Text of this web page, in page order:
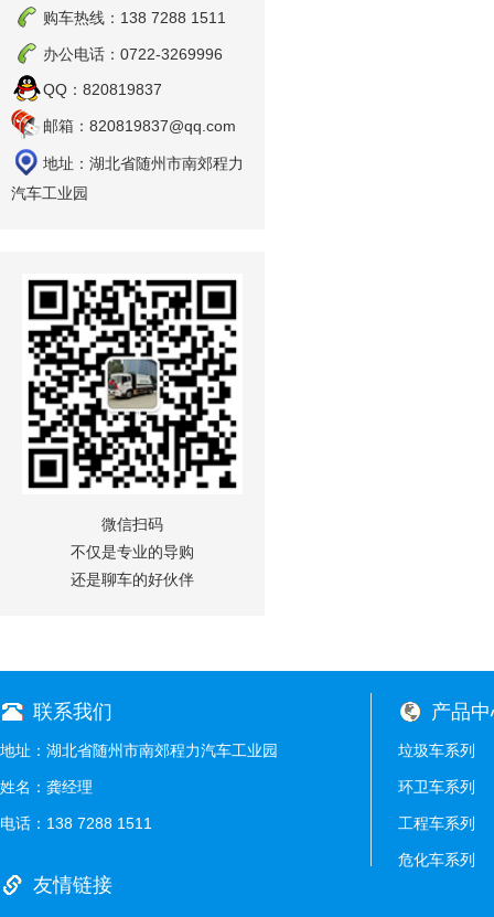
购车热线：138 7288 1511
办公电话：0722-3269996
QQ：820819837
邮箱：820819837@qq.com
地址：湖北省随州市南郊程力
汽车工业园
微信扫码
不仅是专业的导购
还是聊车的好伙伴
联系我们
地址：湖北省随州市南郊程力汽车工业园
姓名：龚经理
电话：138 7288 1511
产品
垃圾车系列
环卫车系列
工程车系列
危化车系列
友情链接